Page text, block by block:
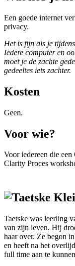
Een goede internet
privacy.
Het is fijn als je
Iedere computer en
moet je de zachte
gedeeltes iets zachter.
Kosten
Geen.
Voor wie?
Voor iedereen die een
Clarity Proces
Taetske was leerling
van zijn leven. Hij
haar over. Ze begon
en heeft na het
full time aan te